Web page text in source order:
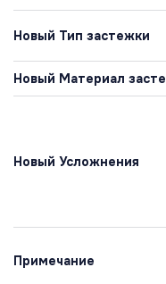
Новый Тип застежки
Новый Материал
Новый Усложнения
Примечание